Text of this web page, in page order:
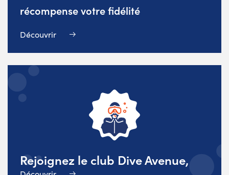
récompense votre fidélité
Découvrir
Rejoignez le club Dive Avenue,